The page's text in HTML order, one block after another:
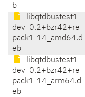
b
libqtdbustest1-
dev_0.2+bzr42+re
pack1-14_amd64.d
eb
libqtdbustest1-
dev_0.2+bzr42+re
pack1-14_arm64.d
eb